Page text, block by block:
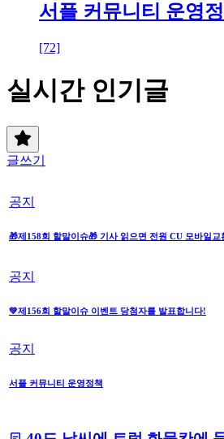
서플 커뮤니티 운영
[72]
실시간 인기글
글쓰기
공지
🎁제158회 할말이슈🎁 기사 읽으면 전원 CU 모바일교
공지
💚제156회 할말이슈 이벤트 당첨자를 발표합니다!
공지
서플 커뮤니티 운영정책